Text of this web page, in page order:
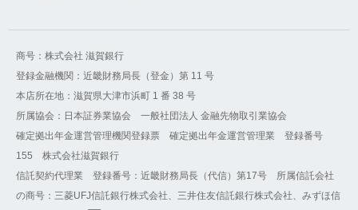
商号：株式会社 滋賀銀行
登録金融機関：近畿財務局長（登金）第 11 号
本店所在地：滋賀県大津市浜町 1 番 38 号
所属協会：日本証券業協会 一般社団法人 金融先物取引業協会
確定拠出年金運営管理機関登録票 確定拠出年金運営管理業 登録番号
155 株式会社滋賀銀行
信託契約代理業 登録番号：近畿財務局長（代信）第17号 所属信託会社
の商号：三菱UFJ信託銀行株式会社、三井住友信託銀行株式会社、みずほ信